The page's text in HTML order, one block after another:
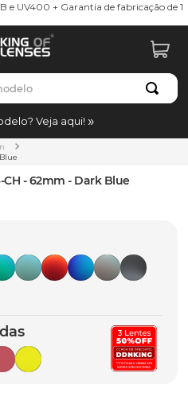
e UV400 + Garantia de fabricação de 1
Veja aqui!
- 62mm - Dark Blue